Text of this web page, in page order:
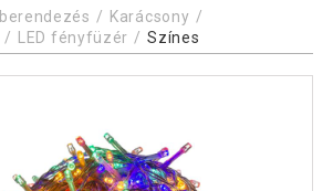
Karácsony
LED fényfüzér Színes